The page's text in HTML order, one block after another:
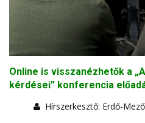
Online is visszanézhetők a
kérdései” konferencia
Hírszerkesztő: Erdő-